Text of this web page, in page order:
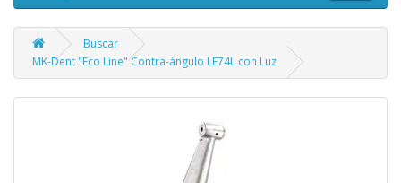
Buscar
MK-Dent "Eco Line" Contra-ángulo LE74L con Luz